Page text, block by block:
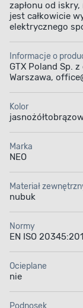
zapłonu od
jest całkowicie
elektrycznego
Informacje o
GTX Poland Sp.
Warszawa,
Kolor
Marka
NEO
Materiał
nubuk
Normy
EN ISO
Ocieplane
nie